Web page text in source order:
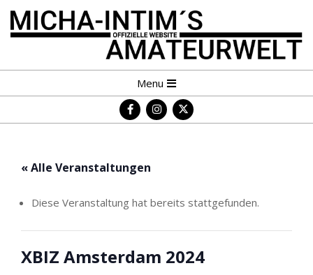
Skip
MICHA-
INTIM
´S
Navigation
Menu
« Alle Veranstaltungen
Diese Veranstaltung hat bereits stattgefunden.
XBIZ Amsterdam 2024